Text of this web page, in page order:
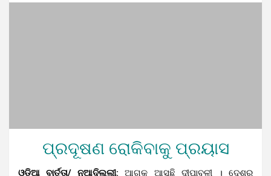
ପ୍ରଦୂଷଣ ରୋକିବାକୁ ପ୍ରୟାସ
ଓଡ଼ିଆ ବାର୍ତ୍ତା/ ନୂଆଦିଲ୍ଲୀ: ଆଗକୁ ଆସୁଛି ଦୀପାବଳୀ । ଦେଶର